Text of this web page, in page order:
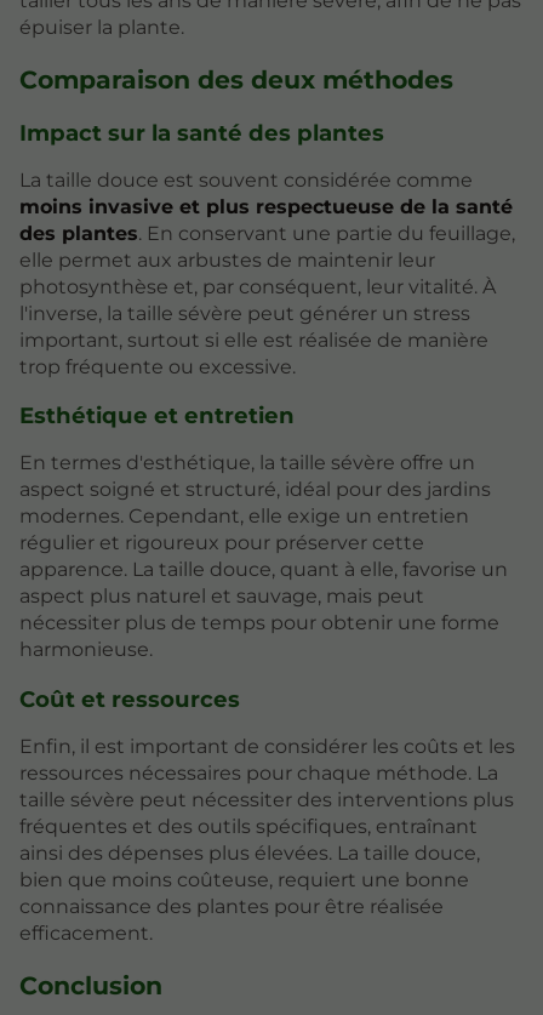
épuiser la plante.
Comparaison des deux méthodes
Impact sur la santé des plantes
La taille douce est souvent considérée comme
moins invasive et plus respectueuse de la santé
des plantes. En conservant une partie du feuillage,
elle permet aux arbustes de maintenir leur
photosynthèse et, par conséquent, leur vitalité. À
l'inverse, la taille sévère peut générer un stress
important, surtout si elle est réalisée de manière
trop fréquente ou excessive.
Esthétique et entretien
En termes d'esthétique, la taille sévère offre un
aspect soigné et structuré, idéal pour des jardins
modernes. Cependant, elle exige un entretien
régulier et rigoureux pour préserver cette
apparence. La taille douce, quant à elle, favorise un
aspect plus naturel et sauvage, mais peut
nécessiter plus de temps pour obtenir une forme
harmonieuse.
Coût et ressources
Enfin, il est important de considérer les coûts et les
ressources nécessaires pour chaque méthode. La
taille sévère peut nécessiter des interventions plus
fréquentes et des outils spécifiques, entraînant
ainsi des dépenses plus élevées. La taille douce,
bien que moins coûteuse, requiert une bonne
connaissance des plantes pour être réalisée
efficacement.
Conclusion